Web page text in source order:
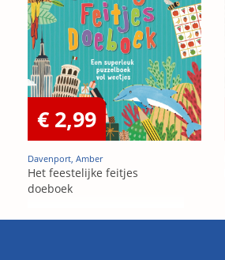
€ 2,99
Davenport, Amber
Het feestelijke feitjes
doeboek